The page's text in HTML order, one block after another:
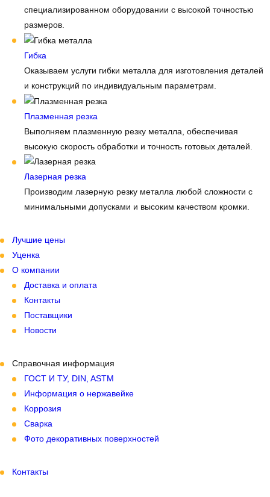
специализированном оборудовании с высокой точностью
размеров.
Гибка
Оказываем услуги гибки металла для изготовления деталей
и конструкций по индивидуальным параметрам.
Плазменная резка
Выполняем плазменную резку металла, обеспечивая
высокую скорость обработки и точность готовых деталей.
Лазерная резка
Производим лазерную резку металла любой сложности с
минимальными допусками и высоким качеством кромки.
Лучшие цены
Уценка
О компании
Доставка и оплата
Контакты
Поставщики
Новости
Справочная информация
ГОСТ И ТУ, DIN, ASTM
Информация о нержавейке
Коррозия
Сварка
Фото декоративных поверхностей
Контакты